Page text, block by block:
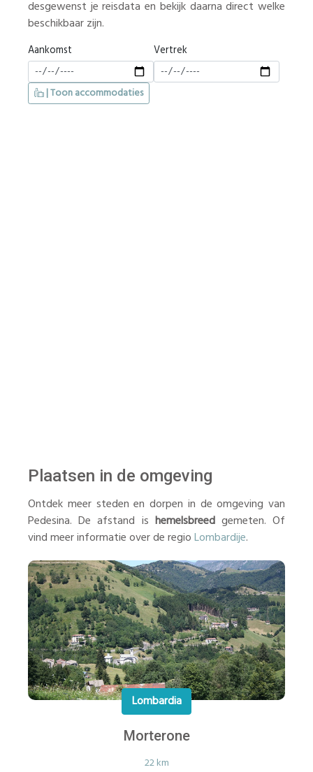
desgewenst je reisdata en bekijk daarna direct welke
beschikbaar zijn.
Aankomst Vertrek
| Toon accommodaties
Plaatsen in de omgeving
Ontdek meer steden en dorpen in de omgeving van
Pedesina. De afstand is hemelsbreedgemeten. Of
vind meer informatie over de regioLombardije.
Lombardia
Morterone
22 km